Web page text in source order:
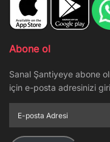
Abone ol
Sanal Şantiyeye abone
için e-posta adresinizi
posta
Adresi